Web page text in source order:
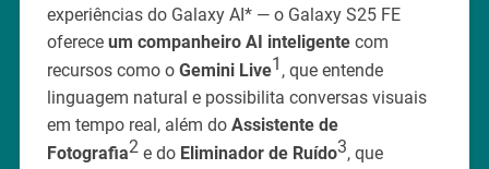
experiências do Galaxy AI* — o Galaxy S25 FE
oferece um companheiro AI inteligentecom
recursos como o Gemini Live1 , que entende
linguagem natural e possibilita conversas visuais
em tempo real, além do Assistente de
Fotografia2e do Eliminador de Ruído3, que